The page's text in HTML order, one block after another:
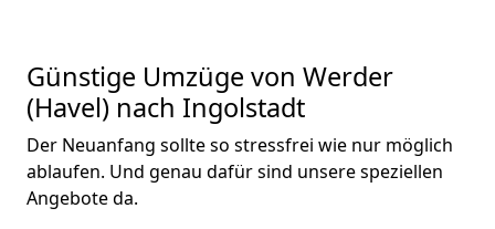
Günstige Umzüge von Werder
(Havel) nach Ingolstadt
Der Neuanfang sollte so stressfrei wie nur möglich
ablaufen. Und genau dafür sind unsere speziellen
Angebote da.